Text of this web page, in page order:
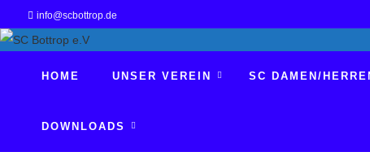
info@scbottrop.de
HOME UNSER VEREIN SC DAMEN/
DOWNLOADS